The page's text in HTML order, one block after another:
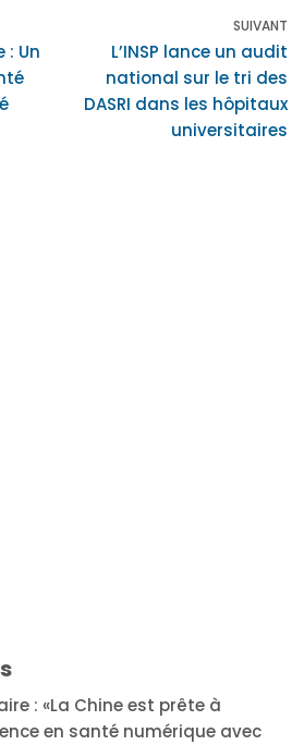
: Un
SUIVANT
L’INSP lance un audit
national sur le tri des
DASRI dans les hôpitaux
universitaires
: «La Chine est prête à
en santé numérique avec